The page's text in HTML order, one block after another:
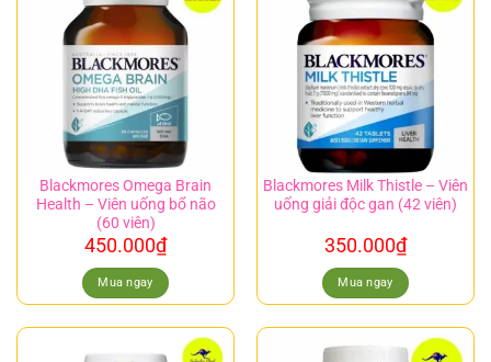
Blackmores Omega Brain
Health – Viên uống bổ não
(60 viên)
450.000₫
Mua ngay
Blackmores Milk Thistle – Viên
uống giải độc gan (42 viên)
350.000₫
Mua ngay